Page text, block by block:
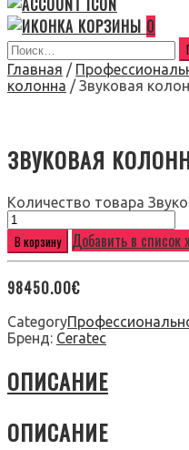
0
Главная /
колонна / Звуковая
ЗВУКОВАЯ
Количество товара
В корзину Добавить в список
98450.00€
Category
Бренд: Ceratec
ОПИСАНИЕ
ОПИСАНИЕ